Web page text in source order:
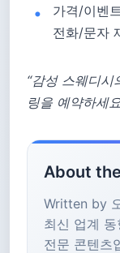
가격/이벤
전화/문자
“감성 스웨디
링을 예약하세
About
Written by
최신 업계
전문 콘텐츠